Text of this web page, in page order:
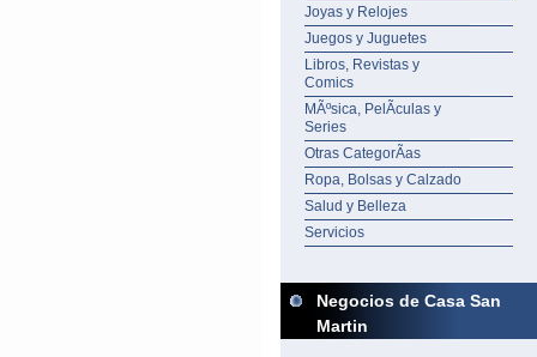
Joyas y Relojes
Juegos y Juguetes
Libros, Revistas y
Comics
MÃºsica, PelÃ­culas y
Series
Otras CategorÃ­as
Ropa, Bolsas y Calzado
Salud y Belleza
Servicios
Negocios de Casa San
Martin